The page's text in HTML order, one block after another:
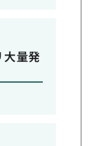
量発